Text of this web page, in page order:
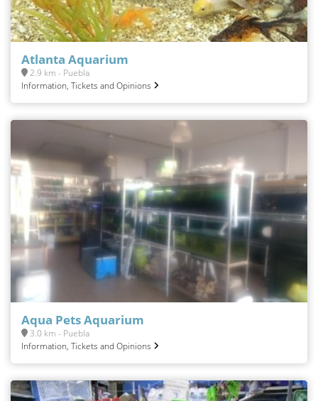
Atlanta Aquarium
2.9 km - Puebla
Information, Tickets and Opinions
Aqua Pets Aquarium
3.0 km - Puebla
Information, Tickets and Opinions